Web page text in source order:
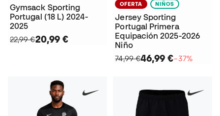
Gymsack Sporting
Portugal (18 L) 2024-
2025
22,99 €20,99 €
OFERTA NIÑOS
Jersey Sporting
Portugal Primera
Equipación 2025-2026
Niño
74,99 €46,99 €−37%